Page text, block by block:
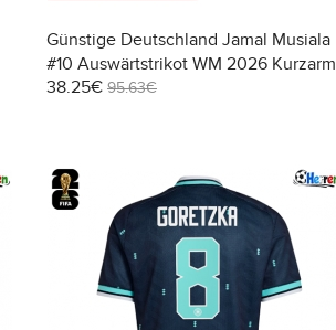
Günstige Deutschland Jamal Musiala
#10 Auswärtstrikot WM 2026 Kurzarm
38.25€ 95.63€